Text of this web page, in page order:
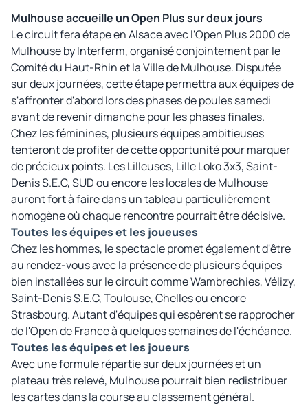
Mulhouse accueille un Open Plus sur deux jours
Le circuit fera étape en Alsace avec l'Open Plus 2000 de
Mulhouse by Interferm, organisé conjointement par le
Comité du Haut-Rhin et la Ville de Mulhouse. Disputée
sur deux journées, cette étape permettra aux équipes de
s'affronter d'abord lors des phases de poules samedi
avant de revenir dimanche pour les phases finales.
Chez les féminines, plusieurs équipes ambitieuses
tenteront de profiter de cette opportunité pour marquer
de précieux points. Les Lilleuses, Lille Loko 3x3, Saint-
Denis S.E.C, SUD ou encore les locales de Mulhouse
auront fort à faire dans un tableau particulièrement
homogène où chaque rencontre pourrait être décisive.
Toutes les équipes et les joueuses
Chez les hommes, le spectacle promet également d'être
au rendez-vous avec la présence de plusieurs équipes
bien installées sur le circuit comme Wambrechies, Vélizy,
Saint-Denis S.E.C, Toulouse, Chelles ou encore
Strasbourg. Autant d'équipes qui espèrent se rapprocher
de l'Open de France à quelques semaines de l'échéance.
Toutes les équipes et les joueurs
Avec une formule répartie sur deux journées et un
plateau très relevé, Mulhouse pourrait bien redistribuer
les cartes dans la course au classement général.